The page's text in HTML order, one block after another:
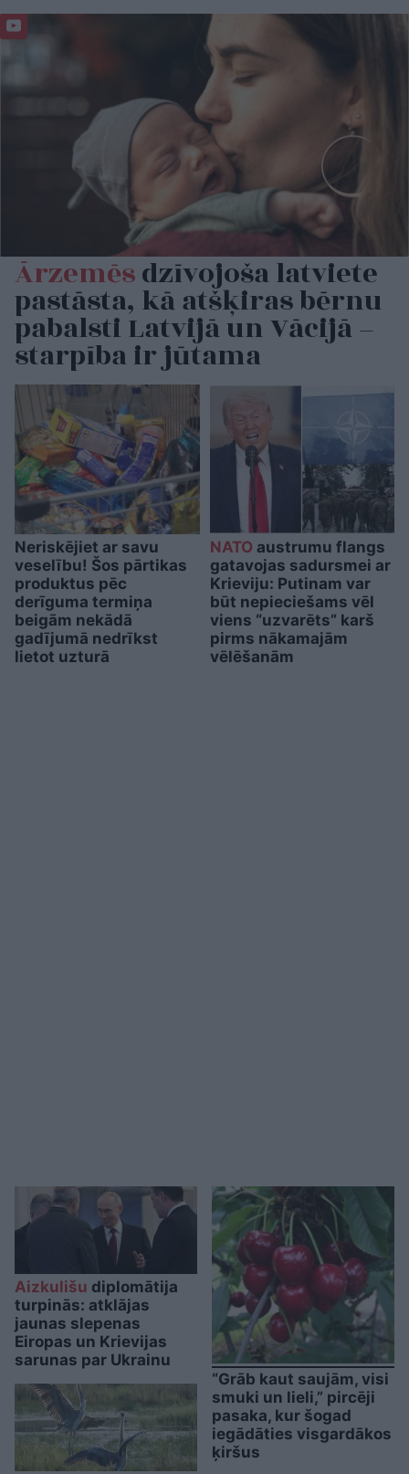
Ārzemēsdzīvojoša latviete
pastāsta, kā atšķiras bērnu
pabalsti Latvijā un Vācijā –
starpība ir jūtama
Neriskējiet ar savu
veselību! Šos pārtikas
produktus pēc
derīguma termiņa
beigām nekādā
gadījumā nedrīkst
lietot uzturā
NATO austrumu flangs
gatavojas sadursmei ar
Krieviju: Putinam var
būt nepieciešams vēl
viens “uzvarēts” karš
pirms nākamajām
vēlēšanām
Aizkulišu diplomātija
turpinās: atklājas
jaunas slepenas
Eiropas un Krievijas
sarunas par Ukrainu
“Grāb kaut saujām, visi
smuki un lieli,” pircēji
pasaka, kur šogad
iegādāties visgardākos
ķiršus